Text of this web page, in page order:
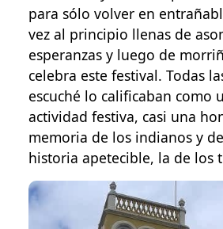
para sólo volver en
vez al principio llenas de
esperanzas y luego de
celebra este festival. Todas
escuché lo calificaban como
actividad festiva, casi una
memoria de los indianos y
historia apetecible, la de los